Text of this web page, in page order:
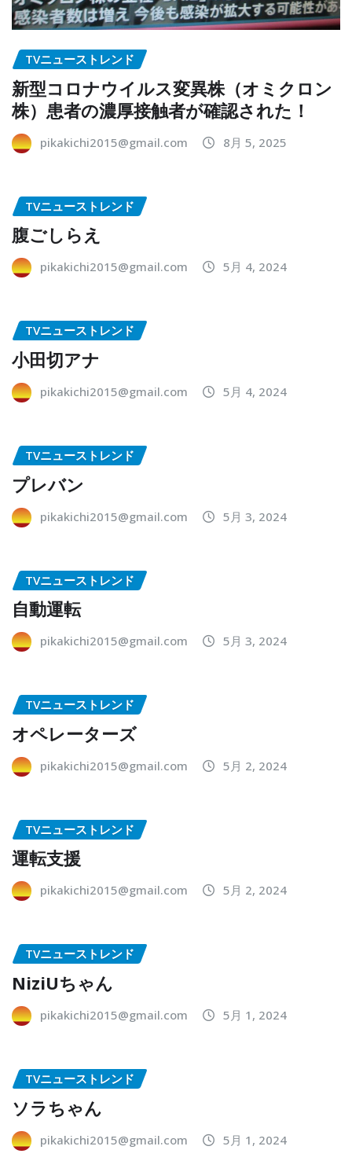
TVニューストレンド
新型コロナウイルス変異株（オミクロン
株）患者の濃厚接触者が確認された！
pikakichi2015@gmail.com 8月 5, 2025
TVニューストレンド
腹ごしらえ
pikakichi2015@gmail.com 5月 4, 2024
TVニューストレンド
小田切アナ
pikakichi2015@gmail.com 5月 4, 2024
TVニューストレンド
プレバン
pikakichi2015@gmail.com 5月 3, 2024
TVニューストレンド
自動運転
pikakichi2015@gmail.com 5月 3, 2024
TVニューストレンド
オペレーターズ
pikakichi2015@gmail.com 5月 2, 2024
TVニューストレンド
運転支援
pikakichi2015@gmail.com 5月 2, 2024
TVニューストレンド
NiziUちゃん
pikakichi2015@gmail.com 5月 1, 2024
TVニューストレンド
ソラちゃん
pikakichi2015@gmail.com 5月 1, 2024